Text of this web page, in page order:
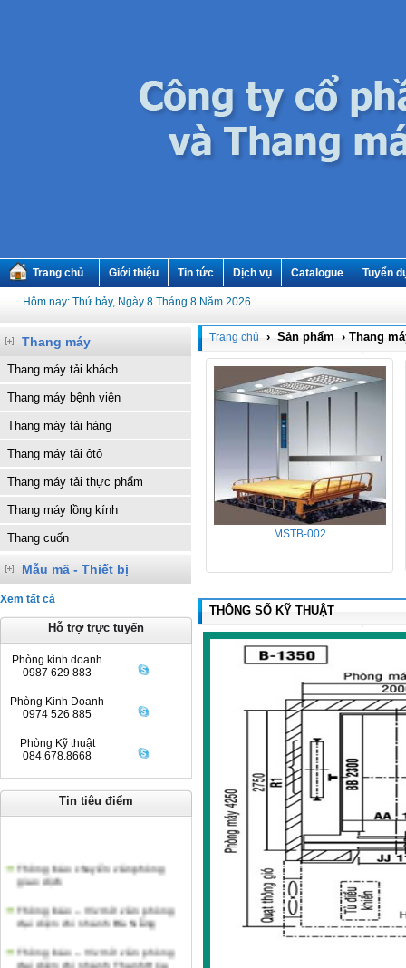
Trang chủ Giới thiệu Tin tức Dịch vụ Catalogue Tuyển
Hôm nay: Thứ bảy, Ngày 8 Tháng 8 Năm 2026
Thang máy
Thang máy tải khách
Thang máy bệnh viện
Thang máy tải hàng
Thang máy tải ôtô
Thang máy tải thực phẩm
Thang máy lồng kính
Thang cuốn
Mẫu mã - Thiết bị
Xem tất cả
Hỗ trợ trực tuyến
Phòng kinh doanh
0987 629 883
Phòng Kinh Doanh
0974 526 885
Phòng Kỹ thuật
084.678.8668
Tin tiêu điểm
giao dịch
đại diện chi nhánh Đà Nẵng
đại diện chi nhánh Thanh Hóa
Trang chủ › Sản phẩm › Thang
MSTB-002
THÔNG SỐ KỸ THUẬT